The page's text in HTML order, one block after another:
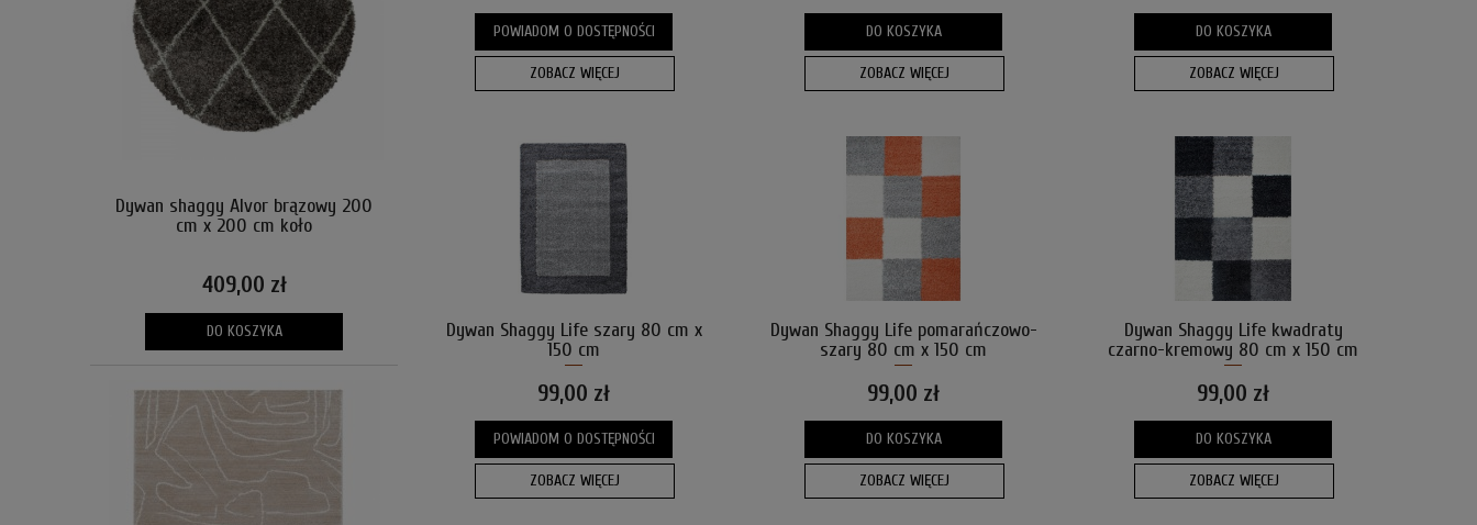
Dywan shaggy Alvor brązowy 200
cm x 200 cm koło
409,00 zł
DO KOSZYKA
POWIADOM O DOSTĘPNOŚCI
ZOBACZ WIĘCEJ
DO KOSZYKA
ZOBACZ WIĘCEJ
DO KOSZYKA
ZOBACZ WIĘCEJ
Dywan Shaggy Life szary 80 cm x
150 cm
99,00 zł
POWIADOM O DOSTĘPNOŚCI
ZOBACZ WIĘCEJ
Dywan Shaggy Life pomarańczowo-
szary 80 cm x 150 cm
99,00 zł
DO KOSZYKA
ZOBACZ WIĘCEJ
Dywan Shaggy Life kwadraty
czarno-kremowy 80 cm x 150 cm
99,00 zł
DO KOSZYKA
ZOBACZ WIĘCEJ